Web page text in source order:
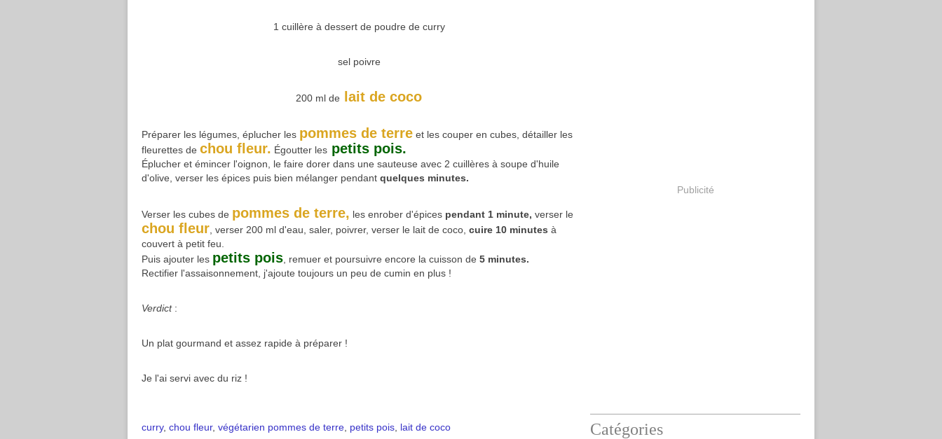
1 cuillère à dessert de poudre de curry
sel poivre
200 ml de lait de coco
Préparer les légumes, éplucher les pommes de terre et les couper en cubes, détailler les
fleurettes de chou fleur. Égoutter les petits pois.
Éplucher et émincer l'oignon, le faire dorer dans une sauteuse avec 2 cuillères à soupe d'huile
d'olive, verser les épices puis bien mélanger pendant quelques minutes.
Verser les cubes de pommes de terre, les enrober d'épices pendant 1 minute, verser le
chou fleur , verser 200 ml d'eau, saler, poivrer, verser le lait de coco, cuire 10 minutes à
couvert à petit feu.
Puis ajouter les petits pois , remuer et poursuivre encore la cuisson de 5 minutes.
Rectifier l'assaisonnement, j'ajoute toujours un peu de cumin en plus !
Verdict:
Un plat gourmand et assez rapide à préparer !
Je l'ai servi avec du riz !
curry, chou fleur, végétarien pommes de terre petits pois lait de coco
Publicité
Catégories